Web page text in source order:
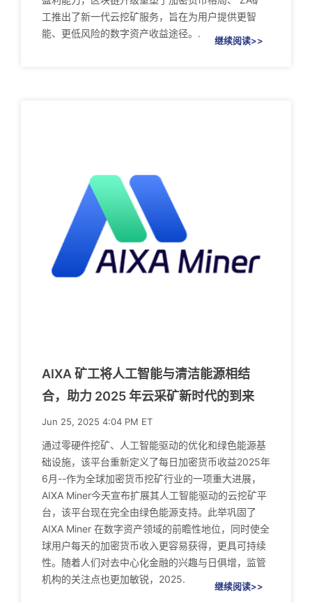
工推出了新一代云挖矿服务，旨在为用户提供更智
能、更低风险的数字资产收益途径。.
继续阅读>>
AIXA 矿工将人工智能与清洁能源相结
合，助力 2025 年云采矿新时代的到来
Jun 25, 2025 4:04 PM ET
通过零硬件挖矿、人工智能驱动的优化和绿色能源基
础设施，该平台重新定义了每日加密货币收益2025年
6月--作为全球加密货币挖矿行业的一项重大进展，
AIXA Miner今天宣布扩展其人工智能驱动的云挖矿平
台，该平台现在完全由绿色能源支持。此举巩固了
AIXA Miner 在数字资产领域的前瞻性地位，同时使全
球用户每天的加密货币收入更容易获得，更具可持续
性。随着人们对去中心化金融的兴趣与日俱增，监管
机构的关注点也更加敏锐，2025.
继续阅读>>